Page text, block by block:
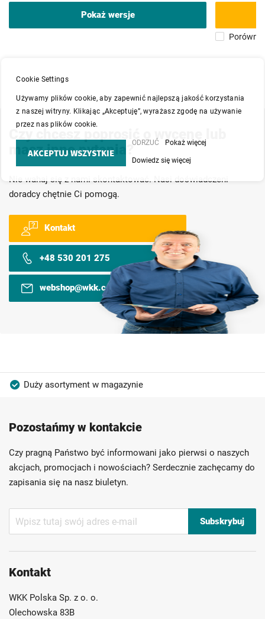
Pokaż wersje
Porównaj
Czy chcesz poprosić o wycenę lub
masz inne pytania?
Nie wahaj się z nami skontaktować. Nasi doświadczeni
doradcy chętnie Ci pomogą.
Kontakt
+48 530 201 275
webshop@wkk.com.pl
Duży asortyment w magazynie
Szybka dostawa
Indywidualni doradcy
Ponad 40 lat doświadczenia
Możliwość własnego etykietowania
Pozostańmy w kontakcie
Czy pragną Państwo być informowani jako pierwsi o naszych
akcjach, promocjach i nowościach? Serdecznie zachęcamy do
zapisania się na nasz biuletyn.
nasz
Subskrybuj
Kontakt
WKK Polska Sp. z o. o.
Olechowska 83B
Cookie Settings
Używamy plików cookie, aby zapewnić najlepszą jakość korzystania
z naszej witryny. Klikając „Akceptuję”, wyrażasz zgodę na używanie
przez nas plików cookie.
AKCEPTUJ WSZYSTKIE
ODRZUĆ Pokaż więcej
Dowiedz się więcej